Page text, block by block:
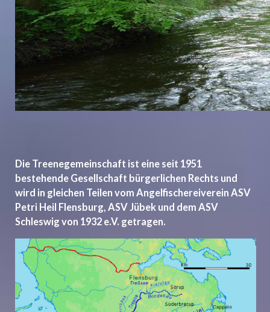
Die Treenegemeinschaft ist eine seit 1951
bestehende Gesellschaft bürgerlichen Rechts und
wird in gleichen Teilen vom Angelfischereiverein ASV
Petri Heil Flensburg, ASV Jübek und dem ASV
Schleswig von 1932 e.V. getragen.